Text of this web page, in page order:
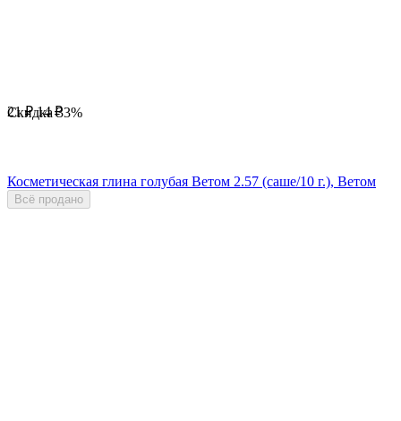
Скидка33%
21 ₽ 14 ₽
Косметическая глина голубая Ветом 2.57 (саше/10 г.), Ветом
Всё продано